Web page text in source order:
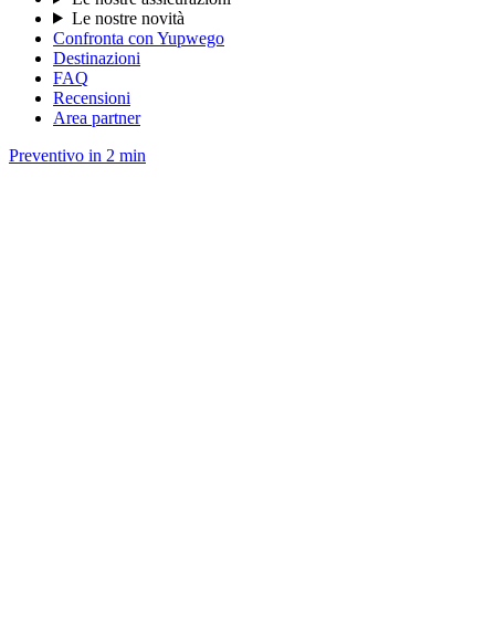
Le nostre novità
Confronta con Yupwego
Destinazioni
FAQ
Recensioni
Area partner
Preventivo in 2 min